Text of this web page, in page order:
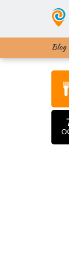
Blog